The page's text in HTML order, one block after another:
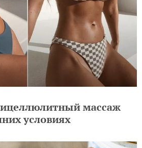
массаж
условиях